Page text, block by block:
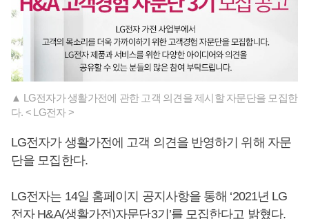
▲ LG전자가 생활가전에 관한 고객 의견을 제시할 자문단을 모집한
다. < LG전자 >
LG전자가 생활가전에 고객 의견을 반영하기 위해 자문
단을 모집한다.
LG전자는 14일 홈페이지 공지사항을 통해 ‘2021년 LG
전자 H&A(생활가전)자문단3기’를 모집한다고 밝혔다.